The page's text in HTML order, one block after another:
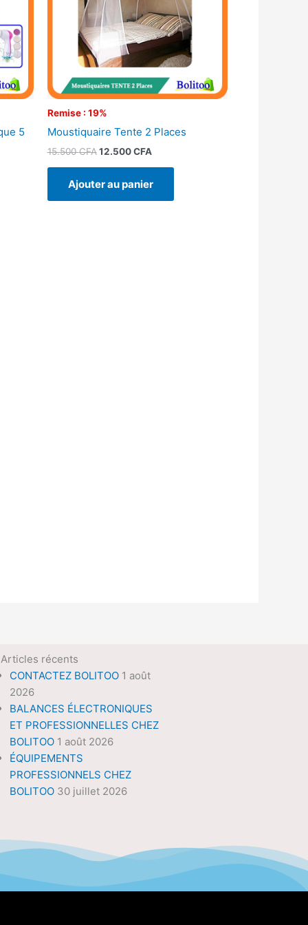
5
Remise : 19%
Moustiquaire Tente 2 Places
15.500CFA 12.500CFA
Ajouter au panier
récents
CONTACTEZ BOLITOO 1 août
2026
BALANCES ÉLECTRONIQUES
ET PROFESSIONNELLES CHEZ
BOLITOO 1 août 2026
ÉQUIPEMENTS
PROFESSIONNELS CHEZ
BOLITOO 30 juillet 2026